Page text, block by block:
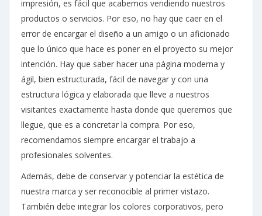
impresión, es fácil que acabemos vendiendo nuestros
productos o servicios. Por eso, no hay que caer en el
error de encargar el diseño a un amigo o un aficionado
que lo único que hace es poner en el proyecto su mejor
intención. Hay que saber hacer una página moderna y
ágil, bien estructurada, fácil de navegar y con una
estructura lógica y elaborada que lleve a nuestros
visitantes exactamente hasta donde que queremos que
llegue, que es a concretar la compra. Por eso,
recomendamos siempre encargar el trabajo a
profesionales solventes.
Además, debe de conservar y potenciar la estética de
nuestra marca y ser reconocible al primer vistazo.
También debe integrar los colores corporativos, pero